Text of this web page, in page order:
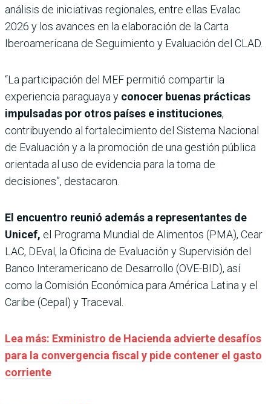
análisis de iniciativas regionales, entre ellas Evalac
2026 y los avances en la elaboración de la Carta
Iberoamericana de Seguimiento y Evaluación del CLAD.
“La participación del MEF permitió compartir la
experiencia paraguaya y conocer buenas prácticas
impulsadas por otros países e instituciones,
contribuyendo al fortalecimiento del Sistema Nacional
de Evaluación y a la promoción de una gestión pública
orientada al uso de evidencia para la toma de
decisiones”, destacaron.
El encuentro reunió además a representantes de
Unicef, el Programa Mundial de Alimentos (PMA), Cear
LAC, DEval, la Oficina de Evaluación y Supervisión del
Banco Interamericano de Desarrollo (OVE-BID), así
como la Comisión Económica para América Latina y el
Caribe (Cepal) y Traceval.
Lea más: Exministro de Hacienda advierte desafíos
para la convergencia fiscal y pide contener el gasto
corriente